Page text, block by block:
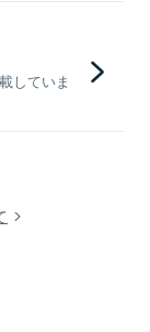
していま